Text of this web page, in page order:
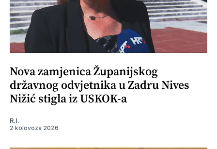
Nova zamjenica Županijskog
državnog odvjetnika u Zadru Nives
Nižić stigla iz USKOK-a
R.I.
2 kolovoza 2026